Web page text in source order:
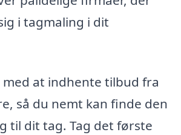
i tagmaling i dit
at indhente tilbud fra
så du nemt kan finde den
til dit tag. Tag det første